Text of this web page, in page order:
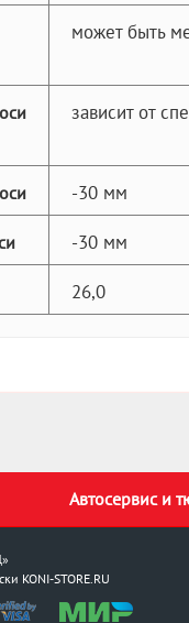
может быть
зависит от
-30 мм
-30 мм
26,0
Автосервис и
KONI-STORE.RU